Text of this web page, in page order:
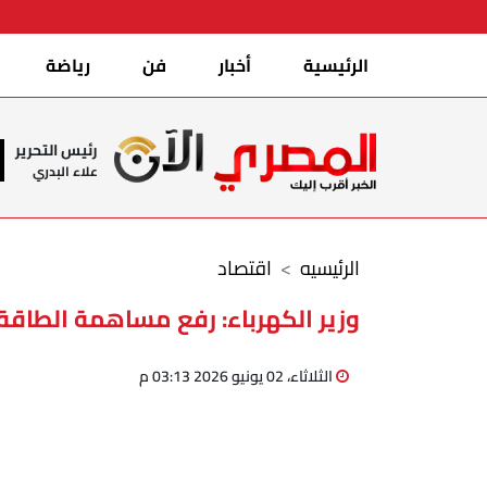
الرئيسية أخبار فن رياضة
رئيس التحرير
علاء البدري
اقتصاد الرئيسيه
وزير الكهرباء: رفع مساهمة الطاقة
الثلاثاء، 02 يونيو 2026 03:13 م